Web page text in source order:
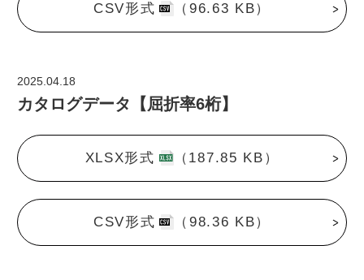
CSV形式 （96.63 KB）
2025.04.18
カタログデータ【屈折率6桁】
XLSX形式 （187.85 KB）
CSV形式 （98.36 KB）